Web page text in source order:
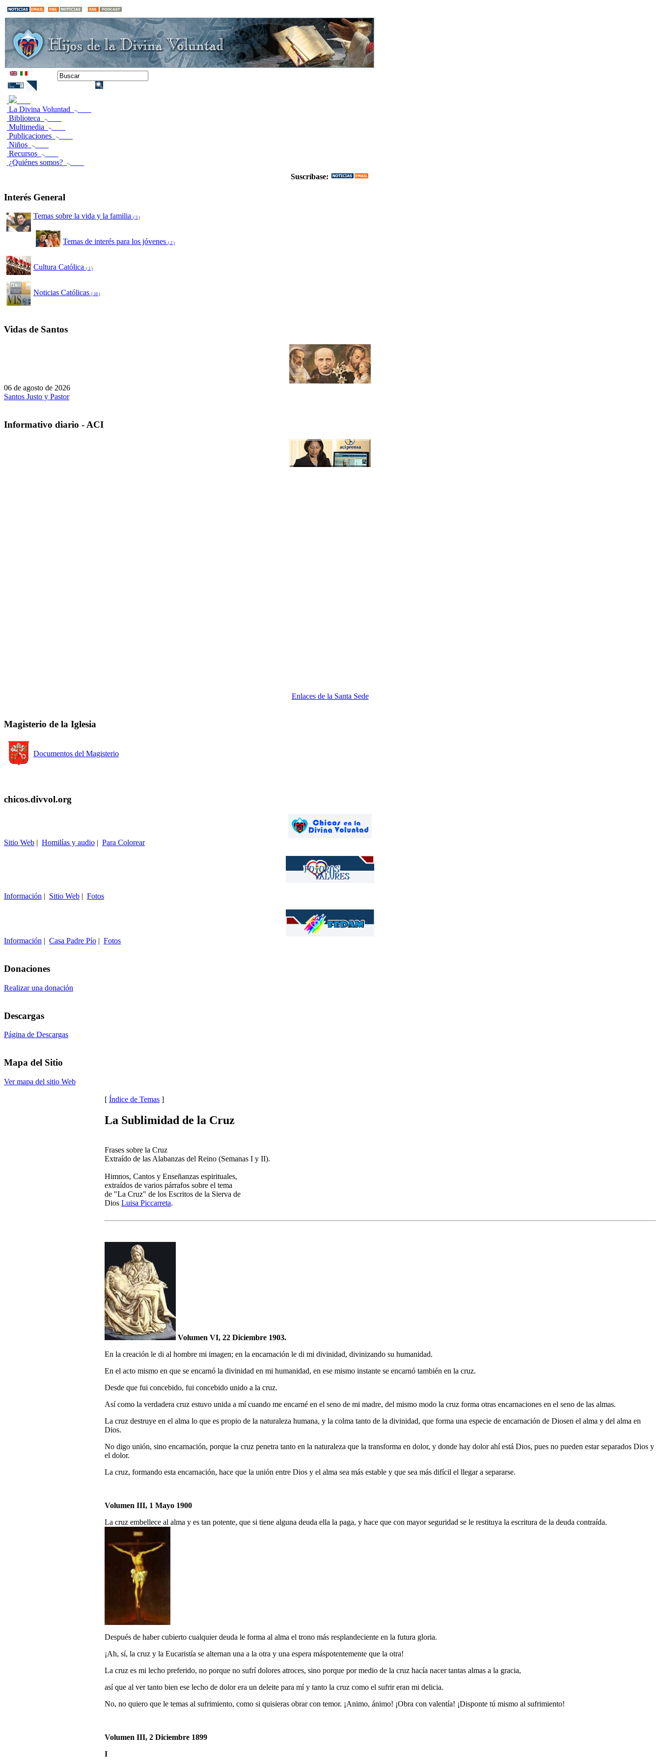
La Divina Voluntad
Biblioteca
Multimedia
Publicaciones
Niños
Recursos
¿Quiénes somos?
Suscríbase:
Interés General
Temas sobre la vida y la familia ( 5 )
Temas de interés para los jóvenes ( 2 )
Cultura Católica ( 1 )
Noticias Católicas ( 10 )
Vidas de Santos
06 de agosto de 2026
Santos Justo y Pastor
Informativo diario - ACI
Enlaces de la Santa Sede
Magisterio de la Iglesia
Documentos del Magisterio
chicos.divvol.org
Sitio Web Homilías y audio Para Colorear
Información Sitio Web Fotos
Información Casa Padre Pío Fotos
Donaciones
Realizar una donación
Descargas
Página de Descargas
Mapa del Sitio
Ver mapa del sitio Web
[ Índice de Temas ]
La Sublimidad de la Cruz
Frases sobre la Cruz
Extraído de las Alabanzas del Reino (Semanas I y II).
Himnos, Cantos y Enseñanzas espirituales,
extraídos de varios párrafos sobre el tema
de "La Cruz" de los Escritos de la Sierva de
Dios Luisa Piccarreta.
Volumen VI, 22 Diciembre 1903.
En la creación le di al hombre mi imagen; en la encarnación le di mi divinidad, divinizando su humanidad.
En el acto mismo en que se encarnó la divinidad en mi humanidad, en ese mismo instante se encarnó también en la cruz.
Desde que fui concebido, fui concebido unido a la cruz.
Así como la verdadera cruz estuvo unida a mí cuando me encarné en el seno de mi madre, del mismo modo la cruz forma otras encarnaciones en el seno de las almas.
La cruz destruye en el alma lo que es propio de la naturaleza humana, y la colma tanto de la divinidad, que forma una especie de encarnación de Diosen el alma y del alma en
Dios.
No digo unión, sino encarnación, porque la cruz penetra tanto en la naturaleza que la transforma en dolor, y donde hay dolor ahí está Dios, pues no pueden estar separados Dios y
el dolor.
La cruz, formando esta encarnación, hace que la unión entre Dios y el alma sea más estable y que sea más difícil el llegar a separarse.
Volumen III, 1 Mayo 1900
La cruz embellece al alma y es tan potente, que si tiene alguna deuda ella la paga, y hace que con mayor seguridad se le restituya la escritura de la deuda contraída.
Después de haber cubierto cualquier deuda le forma al alma el trono más resplandeciente en la futura gloria.
¡Ah, sí, la cruz y la Eucaristía se alternan una a la otra y una espera máspotentemente que la otra!
La cruz es mi lecho preferido, no porque no sufrí dolores atroces, sino porque por medio de la cruz hacía nacer tantas almas a la gracia,
así que al ver tanto bien ese lecho de dolor era un deleite para mí y tanto la cruz como el sufrir eran mi delicia.
No, no quiero que le temas al sufrimiento, como si quisieras obrar con temor. ¡Animo, ánimo! ¡Obra con valentía! ¡Disponte tú mismo al sufrimiento!
Volumen III, 2 Diciembre 1899
I